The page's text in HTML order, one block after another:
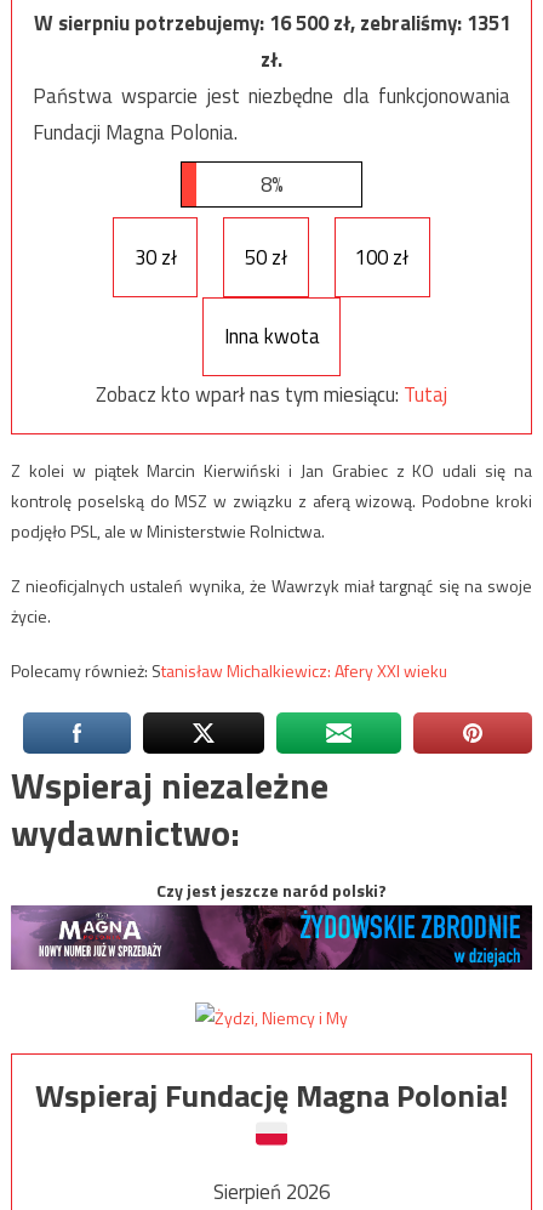
W sierpniu potrzebujemy:16 500zł, zebraliśmy:1351
zł.
Państwa wsparcie jest niezbędne dla funkcjonowania
Fundacji Magna Polonia.
8%
30 zł 50 zł 100 zł
Inna kwota
Zobacz kto wparł nas tym miesiącu: Tutaj
Z kolei w piątek Marcin Kierwiński i Jan Grabiec z KO udali się na
kontrolę poselską do MSZ w związku z aferą wizową. Podobne kroki
podjęło PSL, ale w Ministerstwie Rolnictwa.
Z nieoficjalnych ustaleń wynika, że Wawrzyk miał targnąć się na swoje
życie.
Polecamy również: Stanisław Michalkiewicz: Afery XXI wieku
Wspieraj niezależne
wydawnictwo:
Czy jest jeszcze naród polski?
Wspieraj Fundację Magna Polonia!
Sierpień 2026